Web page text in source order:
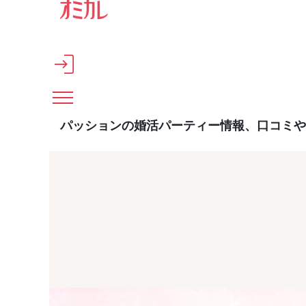
メインコンテンツへスキップ
パッションの婚活パーティー情報、口コミ